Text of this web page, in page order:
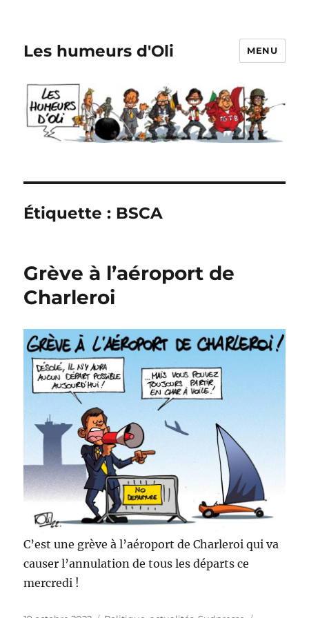
Les humeurs d'Oli MENU
Étiquette : BSCA
Grève à l’aéroport de
Charleroi
C’est une grève à l’aéroport de Charleroi qui va
causer l’annulation de tous les départs ce
mercredi !